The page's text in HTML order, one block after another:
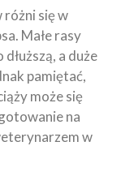
różni się w
Małe rasy
a duże
pamiętać,
może się
na
w